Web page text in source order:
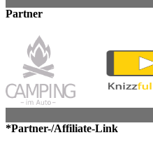
Partner
*Partner-/Affiliate-Link